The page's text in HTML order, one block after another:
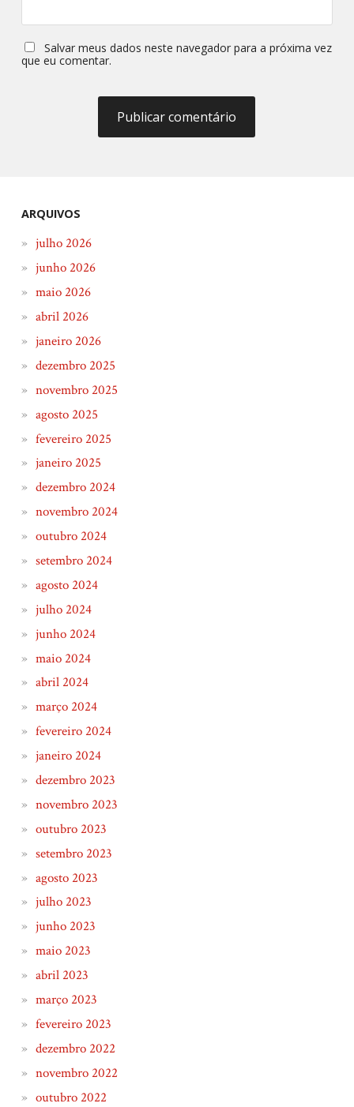
Salvar meus dados neste navegador para a próxima vez
que eu comentar.
ARQUIVOS
julho 2026
junho 2026
maio 2026
abril 2026
janeiro 2026
dezembro 2025
novembro 2025
agosto 2025
fevereiro 2025
janeiro 2025
dezembro 2024
novembro 2024
outubro 2024
setembro 2024
agosto 2024
julho 2024
junho 2024
maio 2024
abril 2024
março 2024
fevereiro 2024
janeiro 2024
dezembro 2023
novembro 2023
outubro 2023
setembro 2023
agosto 2023
julho 2023
junho 2023
maio 2023
abril 2023
março 2023
fevereiro 2023
dezembro 2022
novembro 2022
outubro 2022